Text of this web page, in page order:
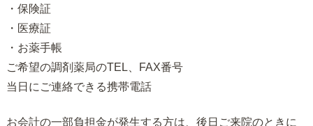
・保険証
・医療証
・お薬手帳
ご希望の調剤薬局のTEL、FAX番号
当日にご連絡できる携帯電話
お会計の一部負担金が発生する方は、後日ご来院のときに